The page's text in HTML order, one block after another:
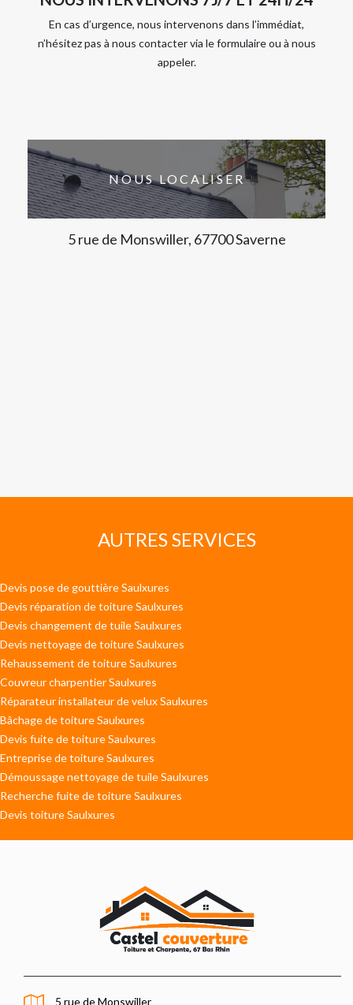
En cas d’urgence, nous intervenons dans l’immédiat,
n’hésitez pas à nous contacter via le formulaire ou à nous
appeler.
NOUS LOCALISER
5 rue de Monswiller, 67700 Saverne
AUTRES SERVICES
Devis pose de gouttière Saulxures
Devis réparation de toiture Saulxures
Devis changement de tuile Saulxures
Devis nettoyage de toiture Saulxures
Rehaussement de toiture Saulxures
Couvreur charpentier Saulxures
Réparateur installateur de velux Saulxures
Bâchage de toiture Saulxures
Devis fuite de toiture Saulxures
Entreprise de toiture Saulxures
Démoussage nettoyage de tuile Saulxures
Recherche fuite de toiture Saulxures
Devis toiture Saulxures
5 rue de Monswiller